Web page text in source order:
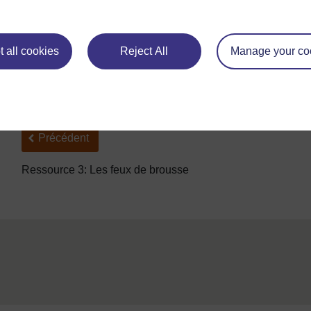
all cookies Reject All Manage your
Togo Rural
Adapté de: Wikipedia, Website
Précédent
Précédent
Ressource 3: Les feux de brousse